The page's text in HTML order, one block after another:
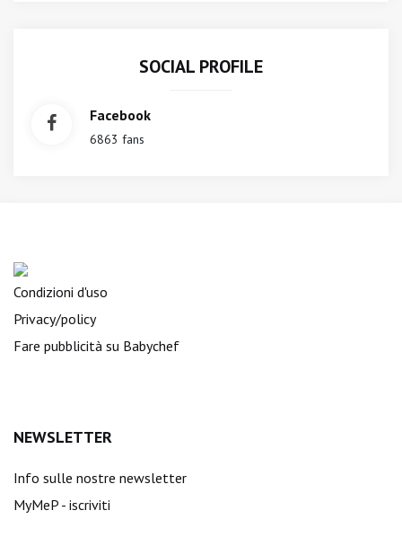
SOCIAL PROFILE
Facebook
6863 fans
Condizioni d'uso
Privacy/policy
Fare pubblicità su Babychef
NEWSLETTER
Info sulle nostre newsletter
MyMeP - iscriviti